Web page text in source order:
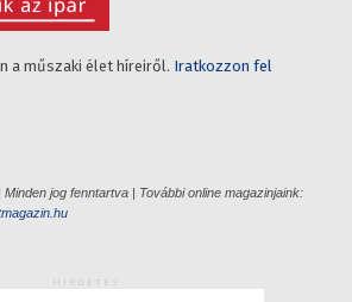
a műszaki élet híreiről. Iratkozzon fel
jog fenntartva | További online magazinjaink:
HIRDETÉS